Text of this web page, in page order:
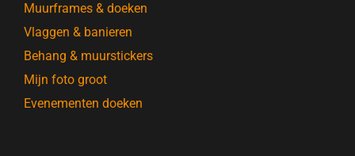
Muurframes & doeken
Vlaggen & banieren
Behang & muurstickers
Mijn foto groot
Evenementen doeken